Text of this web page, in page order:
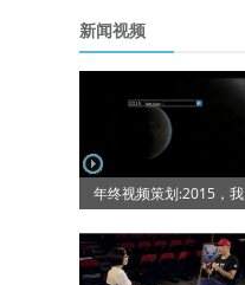
新闻视频
年终视频策划:2015，我